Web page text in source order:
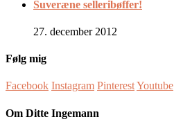
Suveræne selleribøffer!
27. december 2012
Følg mig
Facebook Instagram PinterestYoutube
Om Ditte Ingemann